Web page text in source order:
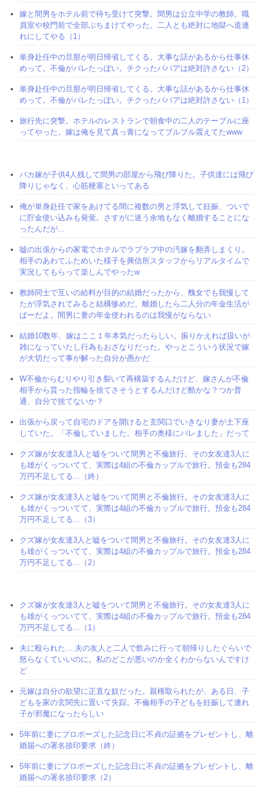
嫁と間男をホテル前で待ち受けて突撃。間男は公立中学の教師。職
員室や校門前で全部ぶちまけてやった。二人とも絶対に地獄へ道連
れにしてやる（1）
単身赴任中の旦那が明日帰省してくる。大事な話があるから仕事休
めって。不倫がバレたっぽい。チクったババアは絶対許さない（2）
単身赴任中の旦那が明日帰省してくる。大事な話があるから仕事休
めって。不倫がバレたっぽい。チクったババアは絶対許さない（1）
旅行先に突撃。ホテルのレストランで朝食中の二人のテーブルに座
ってやった。嫁は俺を見て真っ青になってブルブル震えてたwww
バカ嫁が子供4人残して間男の部屋から飛び降りた。子供達には飛び
降りじゃなく、心筋梗塞といってある
俺が単身赴任で家をあけてる間に複数の男と浮気して妊娠、ついで
に貯金使い込みも発覚。さすがに迷う余地もなく離婚することにな
ったんだが...
嘘の出張からの家電でホテルでラブラブ中の汚嫁を翻弄しまくり。
相手のあわてふためいた様子を興信所スタッフからリアルタイムで
実況してもらって楽しんでやったw
教師同士で互いの給料が目的の結婚だったから、醜女でも我慢して
たが浮気されてみると結構惨めだ。離婚したら二人分の年金生活が
ぱーだよ。間男に妻の年金使われるのは我慢がならない
結婚10数年、嫁はここ１年本気だったらしい。振りかえれば扱いが
雑になっていたし行為もおざなりだった。やっとこういう状況で嫁
が大切だって事が解った自分が愚かだ
W不倫からむりやり引き裂いて再構築するんだけど、嫁さんが不倫
相手から貰った指輪を捨てさそうとするんだけど酷かな？つか普
通、自分で捨てないか？
出張から戻って自宅のドアを開けると玄関口でいきなり妻が土下座
していた。「不倫していました。相手の奥様にバレました」だって
クズ嫁が女友達3人と嘘をついて間男と不倫旅行。その女友達3人に
も雄がくっついてて、実際は4組の不倫カップルで旅行。預金も284
万円不足してる...（終）
クズ嫁が女友達3人と嘘をついて間男と不倫旅行。その女友達3人に
も雄がくっついてて、実際は4組の不倫カップルで旅行。預金も284
万円不足してる...（3）
クズ嫁が女友達3人と嘘をついて間男と不倫旅行。その女友達3人に
も雄がくっついてて、実際は4組の不倫カップルで旅行。預金も284
万円不足してる...（2）
クズ嫁が女友達3人と嘘をついて間男と不倫旅行。その女友達3人に
も雄がくっついてて、実際は4組の不倫カップルで旅行。預金も284
万円不足してる...（1）
夫に殴られた....夫の友人と二人で飲みに行って朝帰りしたぐらいで
怒らなくていいのに。私のどこが悪いのか全くわからないんですけ
ど
元嫁は自分の欲望に正直な奴だった。親権取られたが、ある日、子
どもを家の玄関先に置いて失踪。不倫相手の子どもを妊娠して連れ
子が邪魔になったらしい
5年前に妻にプロポーズした記念日に不貞の証拠をプレゼントし、離
婚届への署名捺印要求（終）
5年前に妻にプロポーズした記念日に不貞の証拠をプレゼントし、離
婚届への署名捺印要求（2）